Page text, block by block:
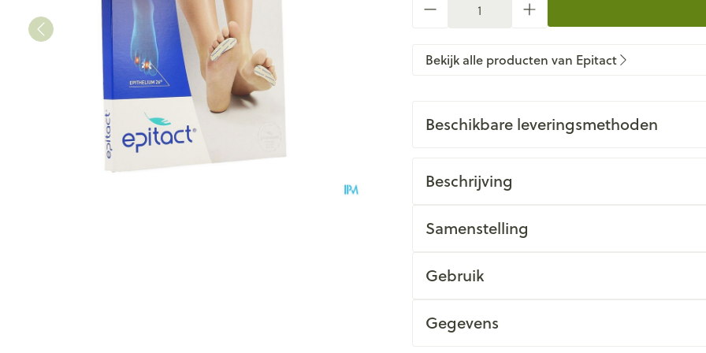
Bekijk alle producten van Epitact
Beschikbare leveringsmethoden
Beschrijving
Samenstelling
Gebruik
Gegevens